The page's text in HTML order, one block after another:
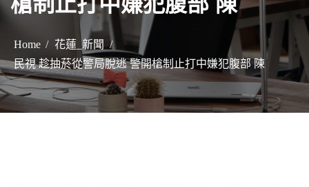
Home
花蓮_新聞
民視 趁抽菸從警局脫逃 警開槍制止打中嫌犯腹部 陳